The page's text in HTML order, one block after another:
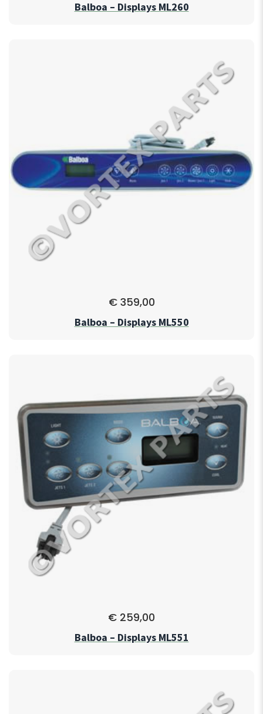
Balboa – Displays ML260
€359,00
Balboa – Displays ML550
€ 259,00
Balboa – Displays ML551